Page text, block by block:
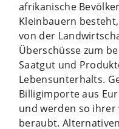
afrikanische
Kleinbauern
von der
Überschüsse zum
Saatgut und
Lebensunterhalts.
Billigimporte aus
und werden so
beraubt.